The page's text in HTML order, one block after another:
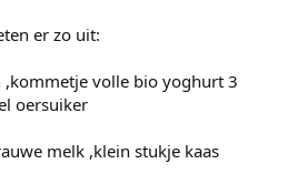
er zo uit:
volle bio yoghurt 3
oersuiker
melk ,klein stukje kaas